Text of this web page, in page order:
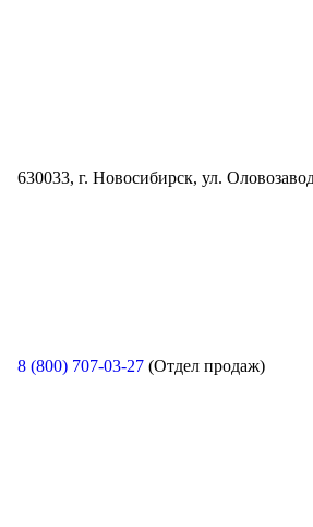
630033, г. Новосибирск, ул.
8 (800) 707-03-27 (Отдел продаж)